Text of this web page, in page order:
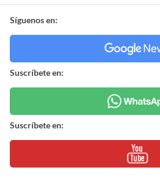
Síguenos en:
Suscríbete en:
Suscríbete en: